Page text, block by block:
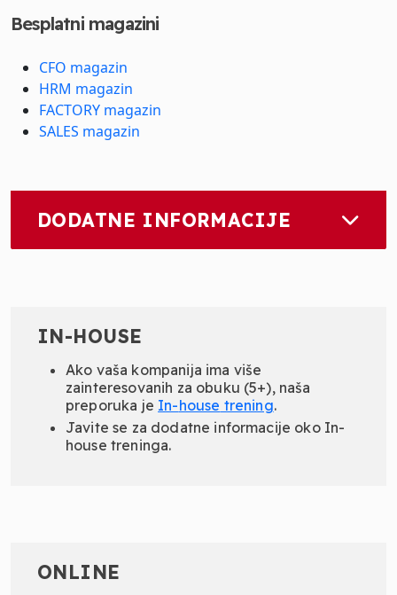
Besplatni magazini
CFO magazin
HRM magazin
FACTORY magazin
SALES magazin
DODATNE INFORMACIJE
IN-HOUSE
Ako vaša kompanija ima više
zainteresovanih za obuku (5+), naša
preporuka je In-house trening.
Javite se za dodatne informacije oko In-
house treninga.
ONLINE